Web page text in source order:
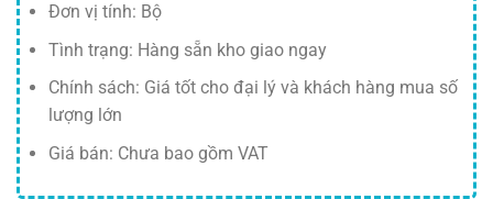
Đơn vị tính: Bộ
Tình trạng: Hàng sẵn kho giao ngay
Chính sách: Giá tốt cho đại lý và khách hàng mua số
lượng lớn
Giá bán: Chưa bao gồm VAT